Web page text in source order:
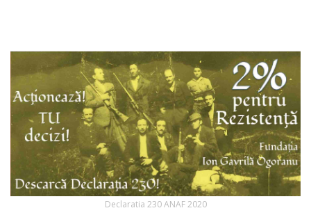
Declaratia 230 ANAF 2020